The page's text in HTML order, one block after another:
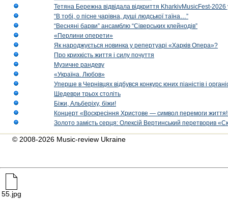
Тетяна Бережна відвідала відкриття KharkivMusicFest-2026
“В тобі, о пісне чарівна, душі людської таїна…”
“Весняні барви” ансамблю “Сіверських клейнодів”
«Перлини оперети»
Як народжується новинка у репертуарі «Харків Опера»?
Про крихкість життя і силу почуття
Музичне рандеву
«Україна. Любов»
Уперше в Чернівцях відбувся конкурс юних піаністів і
Шедеври трьох століть
Біжи, Альберіху, біжи!
Концерт «Воскресіння Христове — символ перемоги
Золото замість серця: Олексій Вертинський перетворив
© 2008-2026 Music-review Ukraine
55.jpg